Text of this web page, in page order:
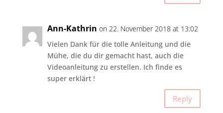
Ann-Kathrin on 22. November 2018 at 13:02
Vielen Dank für die tolle Anleitung und die
Mühe, die du dir gemacht hast, auch die
Videoanleitung zu erstellen. Ich finde es
super erklärt !
Reply